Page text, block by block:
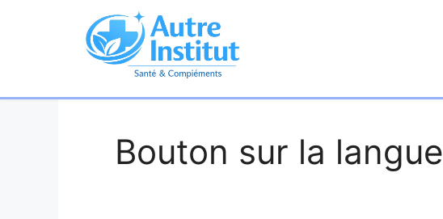
Bouton sur la langue